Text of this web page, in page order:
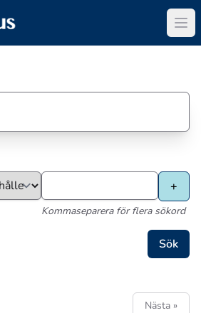
Kommaseparera för flera sökord
Nästa »